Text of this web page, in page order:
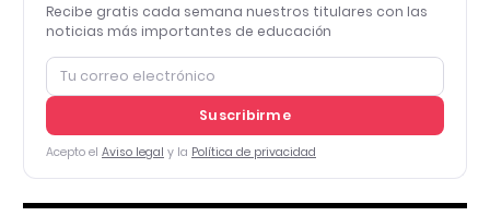
Recibe gratis cada semana nuestros titulares con las
noticias más importantes de educación
Suscribirme
Acepto el Aviso legal y la Política de privacidad